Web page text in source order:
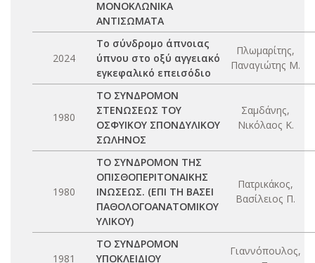
ΜΟΝΟΚΛΩΝΙΚΑ
ΑΝΤΙΣΩΜΑΤΑ
2024
Το σύνδρομο άπνοιας
ύπνου στο οξύ αγγειακό
εγκεφαλικό επεισόδιο
Πλωμαρίτης,
Παναγιώτης Μ.
1980
ΤΟ ΣΥΝΔΡΟΜΟΝ
ΣΤΕΝΩΣΕΩΣ ΤΟΥ
ΟΣΦΥΙΚΟΥ ΣΠΟΝΔΥΛΙΚΟΥ
ΣΩΛΗΝΟΣ
Σαμδάνης,
Νικόλαος Κ.
1980
ΤΟ ΣΥΝΔΡΟΜΟΝ ΤΗΣ
ΟΠΙΣΘΟΠΕΡΙΤΟΝΑΙΚΗΣ
ΙΝΩΣΕΩΣ. (ΕΠΙ ΤΗ ΒΑΣΕΙ
ΠΑΘΟΛΟΓΟΑΝΑΤΟΜΙΚΟΥ
ΥΛΙΚΟΥ)
Πατρικάκος,
Βασίλειος Π.
1981
ΤΟ ΣΥΝΔΡΟΜΟΝ
ΥΠΟΚΛΕΙΔΙΟΥ
Γιαννόπουλος,